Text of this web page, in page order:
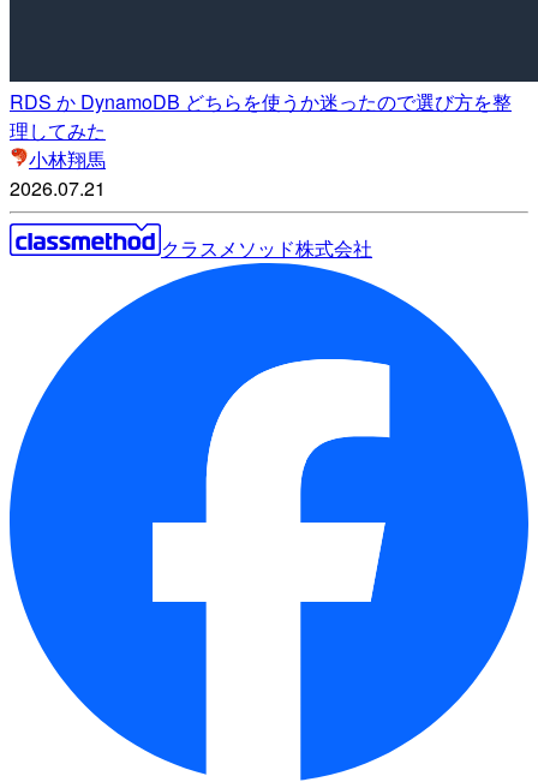
RDS か DynamoDB どちらを使うか迷ったので選び方を整
理してみた
小林翔馬
2026.07.21
クラスメソッド株式会社